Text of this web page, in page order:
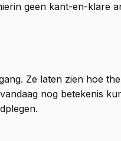
geen kant-en-klare
Ze laten zien hoe
nog betekenis